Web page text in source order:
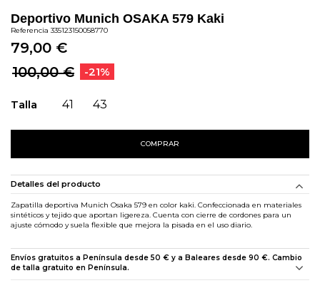
Deportivo Munich OSAKA 579 Kaki
Referencia 335123150058770
79,00 €
100,00 €
-21%
Talla 41 43
COMPRAR
Detalles del producto
Zapatilla deportiva Munich Osaka 579 en color kaki. Confeccionada en materiales
sintéticos y tejido que aportan ligereza. Cuenta con cierre de cordones para un
ajuste cómodo y suela flexible que mejora la pisada en el uso diario.
Envíos gratuitos a Península desde 50 € y a Baleares desde 90 €. Cambio
de talla gratuito en Península.